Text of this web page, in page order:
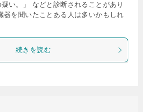
疑い。」 などと診断されることがあり
器を聞いたことある人は多いかもしれ
続きを読む